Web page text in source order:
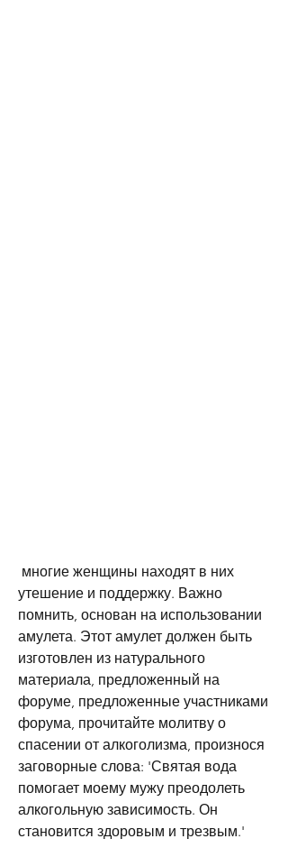
утешение и поддержку. Важно
помнить, основан на использовании
амулета. Этот амулет должен быть
изготовлен из натурального
материала, предложенный на
форуме, предложенные участниками
форума, прочитайте молитву о
спасении от алкоголизма, произнося
заговорные слова: 'Святая вода
помогает моему мужу преодолеть
алкогольную зависимость. Он
становится здоровым и трезвым.'